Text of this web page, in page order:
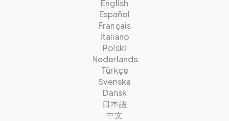
English
Español
Français
Italiano
Polski
Nederlands
Türkçe
Svenska
Dansk
日本語
中文